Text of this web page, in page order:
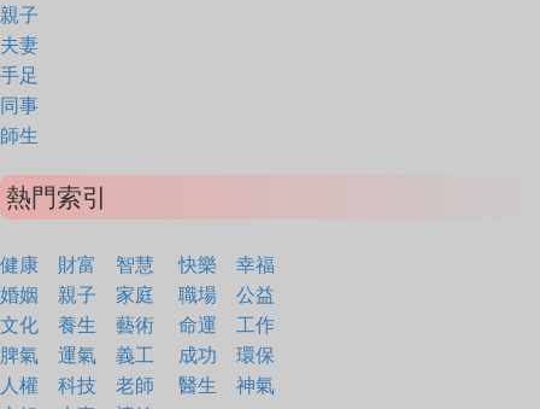
親子
夫妻
手足
同事
師生
熱門索引
健康 財富 智慧 快樂
幸福
婚姻
親子 家庭 職場
公益
文化
養生 藝術 命運
工作
脾氣
運氣 義工 成功
環保
人權
科技 老師 醫生
神氣